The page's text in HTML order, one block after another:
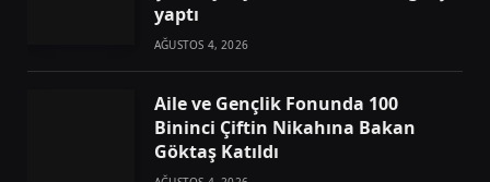
yaptı
AĞUSTOS 4, 2026
Aile ve Gençlik Fonunda 100
Bininci Çiftin Nikahına Bakan
Göktaş Katıldı